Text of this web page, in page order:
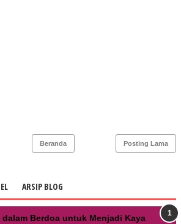
Posting Lama
Beranda
ARSIP BLOG
Berdoa untuk Menjadi Kaya